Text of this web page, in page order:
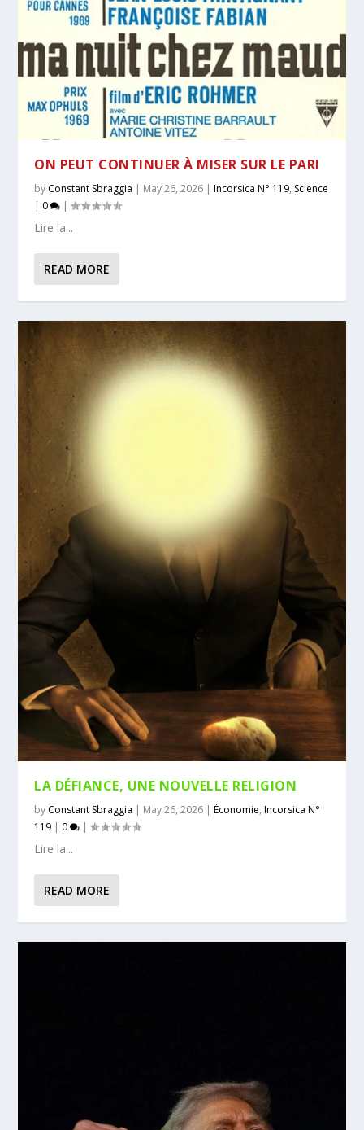
ON PEUT CONTINUER À MISER SUR LE PARI
by Constant Sbraggia | May 26, 2026 |Incorsica N° 119, Science
| 0 |
Lire la...
READ MORE
LA DÉFIANCE, UNE NOUVELLE RELIGION
by Constant Sbraggia | May 26, 2026 |Économie,Incorsica N°
119 | 0 |
Lire la...
READ MORE